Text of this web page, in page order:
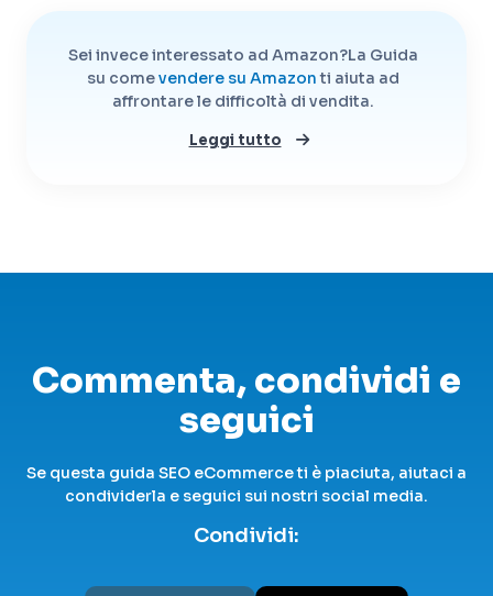
Sei invece interessato ad Amazon?La Guida
su comevendere su Amazonti aiuta ad
affrontare le difficoltà di vendita.
Leggi tutto
Commenta, condividi e
seguici
Se questa guida SEO eCommerce ti è piaciuta, aiutaci a
condividerla e seguici sui nostri social media.
Condividi: